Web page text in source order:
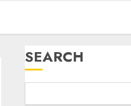
SEARCH